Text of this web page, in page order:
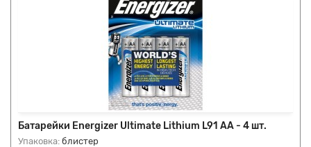
Батарейки Energizer Ultimate Lithium L91 AA - 4 шт.
Упаковка: блистер